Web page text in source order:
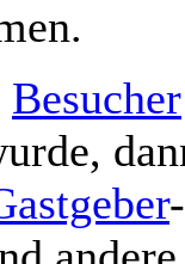
Besucher